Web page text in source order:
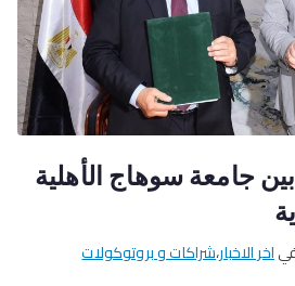
جامعة سوهاج الأهلية
اخر الاخبار،شراكات و بروتوكولات